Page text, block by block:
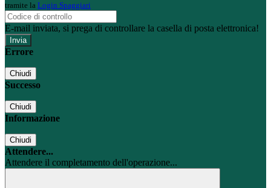
tramite la Login Spaggiari
E-mail inviata, si prega di controllare la casella di posta elettronica!
Errore
Chiudi
Successo
Chiudi
Informazione
Chiudi
Attendere...
Attendere il completamento dell'operazione...